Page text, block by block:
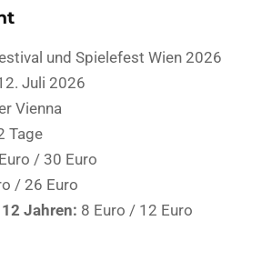
und Spielefest Wien 2026
Juli 2026
Vienna
Tage
/ 30 Euro
/ 26 Euro
Jahren: 8 Euro / 12 Euro